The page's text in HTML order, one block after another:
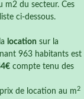
m2 du secteur. Ces
ci-dessous.
location sur la
963 habitants est
compte tenu des
de location au m 2